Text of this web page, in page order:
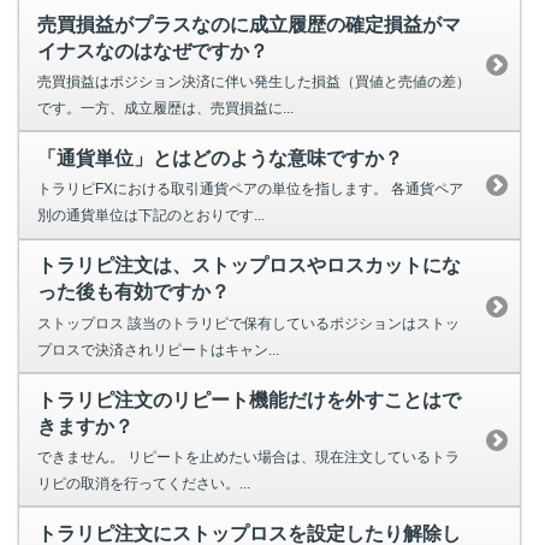
売買損益がプラスなのに成立履歴の確定損益がマ
イナスなのはなぜですか？
売買損益はポジション決済に伴い発生した損益（買値と売値の差）
です。一方、成立履歴は、売買損益に...
「通貨単位」とはどのような意味ですか？
トラリピFXにおける取引通貨ペアの単位を指します。 各通貨ペア
別の通貨単位は下記のとおりです...
トラリピ注文は、ストップロスやロスカットにな
った後も有効ですか？
ストップロス 該当のトラリピで保有しているポジションはストッ
プロスで決済されリピートはキャン...
トラリピ注文のリピート機能だけを外すことはで
きますか？
できません。 リピートを止めたい場合は、現在注文しているトラ
リピの取消を行ってください。...
トラリピ注文にストップロスを設定したり解除し